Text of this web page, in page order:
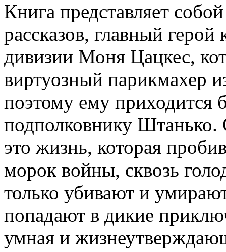
Книга представляет
рассказов, главный
дивизии Моня Цацкес,
виртуозный парикмахер
поэтому ему приходится
подполковнику Штанько.
это жизнь, которая
морок войны, сквозь
только убивают и
попадают в дикие
умная и